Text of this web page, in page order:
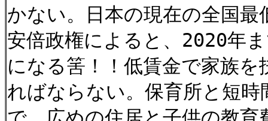
かない。日本の現在の全国
安倍政権によると、2020年
になる筈！！低賃金で家族
ればならない。保育所と短